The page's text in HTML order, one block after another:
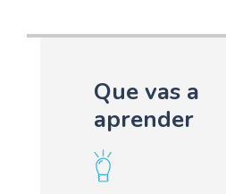
Que vas a
aprender